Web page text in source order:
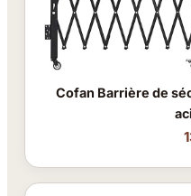
Cofan Barrière de